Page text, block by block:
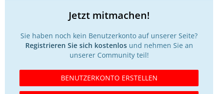
Jetzt mitmachen!
Sie haben noch kein Benutzerkonto auf unserer Seite?
Registrieren Sie sich kostenlosund nehmen Sie an
unserer Community teil!
BENUTZERKONTO ERSTELLEN